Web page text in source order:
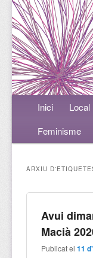
Menú principal
Aneu al
Aneu al
Inici Local
Feminisme
ARXIU
Avui
Macià
Publicat el11